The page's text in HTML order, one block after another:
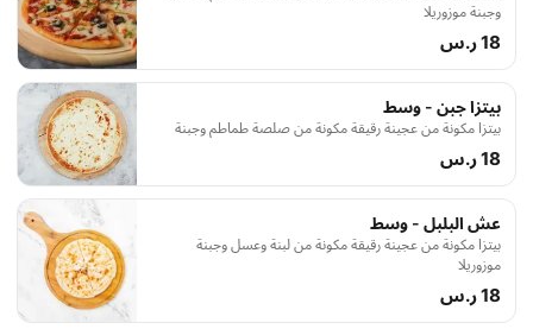
وجبنة موزوريلا
18 ر.س
بيتزا جبن - وسط
بيتزا مكونة من عجينة رقيقة مكونة من صلصة طماطم وجبنة
18 ر.س
عش البلبل - وسط
بيتزا مكونة من عجينة رقيقة مكونة من لبنة وعسل وجبنة
موزوريلا
18 ر.س